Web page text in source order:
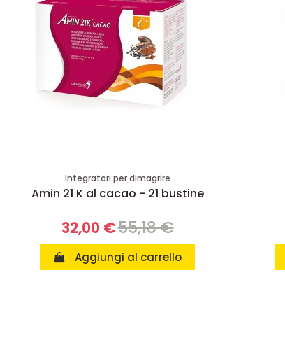
Integratori per dimagrire
Amin 21 K al cacao - 21 bustine
32,00 €55,18 €
Aggiungi al carrello